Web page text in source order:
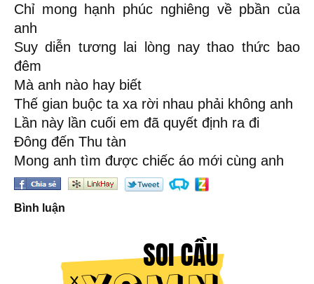
Chỉ mong hạnh phúc nghiêng về pbần của
anh
Suy diễn tương lai lòng nay thao thức bao
đêm
Mà anh nào hay biết
Thế gian buộc ta xa rời nhau phải không anh
Lần này lần cuối em đã quyết định ra đi
Đông đến Thu tàn
Mong anh tìm được chiếc áo mới cùng anh
Bình luận